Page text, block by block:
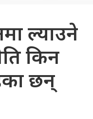
ल्याउने
किन
छन्